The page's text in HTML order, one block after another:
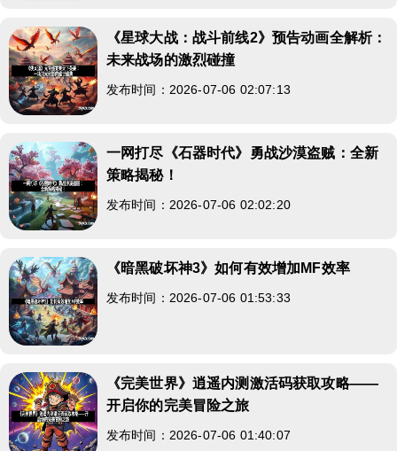
《星球大战：战斗前线2》预告动画全解析：
未来战场的激烈碰撞
发布时间：2026-07-06 02:07:13
一网打尽《石器时代》勇战沙漠盗贼：全新
策略揭秘！
发布时间：2026-07-06 02:02:20
《暗黑破坏神3》如何有效增加MF效率
发布时间：2026-07-06 01:53:33
《完美世界》逍遥内测激活码获取攻略——
开启你的完美冒险之旅
发布时间：2026-07-06 01:40:07